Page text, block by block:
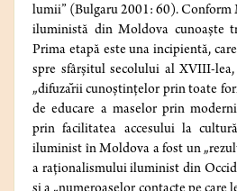
lumii” (Bulgaru 2001: 60). Conform
iluministă din Moldova cunoaște
Prima etapă este una incipientă,
spre sfârșitul secolului al XVIII-
„difuzarii cunoștințelor prin toate
de educare a maselor prin
prin facilitatea accesului la
iluminist în Moldova a fost un
a raționalismului iluminist din